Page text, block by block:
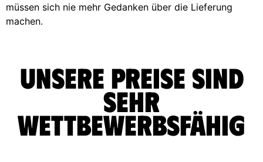
müssen sich nie mehr Gedanken über die Lieferung
machen.
Unsere Preise sind
sehr
wettbewerbsfähig